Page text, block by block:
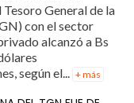
Tesoro General de la
con el sector
alcanzó a Bs
según el... + más